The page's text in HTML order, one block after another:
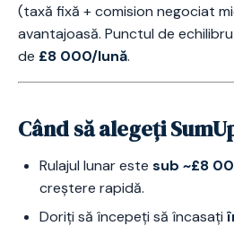
(taxă fixă + comision negociat
avantajoasă. Punctul de
de £8 000/lună.
Când să alegeți
Rulajul lunar este sub ~£8
creștere rapidă.
Doriți să începeți să încasați